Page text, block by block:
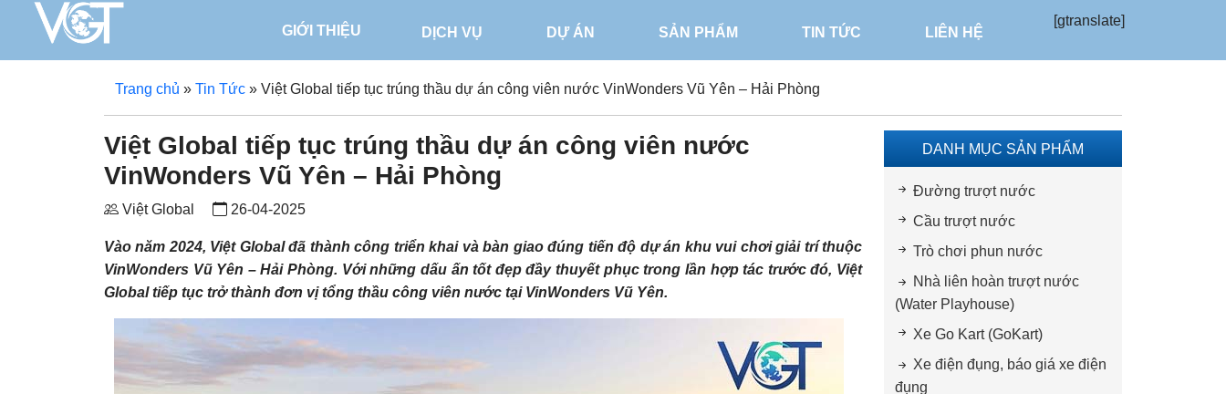
GIỚI THIỆU DỊCH VỤ DỰ ÁN SẢN PHẨM TIN TỨC LIÊN HỆ
[gtranslate]
Trang chủ » Tin Tức » Việt Global tiếp tục trúng thầu dự án công viên nước VinWonders Vũ Yên – Hải Phòng
Việt Global tiếp tục trúng thầu dự án công viên nước
VinWonders Vũ Yên – Hải Phòng
Việt Global 26-04-2025
Vào năm 2024, Việt Global đã thành công triển khai và bàn giao đúng tiến độ dự án khu vui chơi giải trí thuộc
VinWonders Vũ Yên – Hải Phòng. Với những dấu ấn tốt đẹp đầy thuyết phục trong lần hợp tác trước đó, Việt
Global tiếp tục trở thành đơn vị tổng thầu công viên nước tại VinWonders Vũ Yên.
DANH MỤC SẢN PHẨM
Đường trượt nước
Cầu trượt nước
Trò chơi phun nước
Nhà liên hoàn trượt nước
(Water Playhouse)
Xe Go Kart (GoKart)
Xe điện đụng, báo giá xe điện
đụng